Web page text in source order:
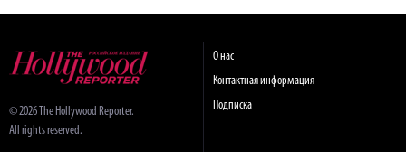
© 2026 The Hollywood Reporter.
All rights reserved.
О нас
Контактная информация
Подписка